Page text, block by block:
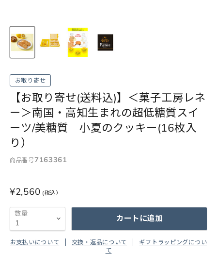
お取り寄せ
【お取り寄せ(送料込)】＜菓子工房レネ
ー＞南国・高知生まれの超低糖質スイ
ーツ/美糖質 小夏のクッキー(16枚入
り）
商品番号7163361
¥2,560
数量 カートに追加
お支払いについて 交換・返品について
ギフトラッピングについ
て